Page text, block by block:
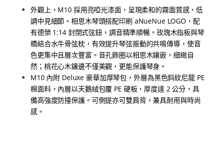
外觀上，M10 採用亮啞光漆面，呈現柔和的霧面質感，低
調中見細節。相思木琴頭搭配印刷 aNueNue LOGO，配
有德榮 1:14 封閉式弦鈕，調音精準順暢。玫瑰木指板與琴
橋結合水牛骨弦枕，有效提升琴弦振動的共鳴傳導，使音
色更集中且層次豐富。音孔飾圈以相思木鑲嵌，細緻自
然；桃花心木鑲邊不僅美觀，更能保護琴身。
M10 內附 Deluxe 豪華加厚琴包，外層為黑色斜紋尼龍 PE
棉面料，內層以天鵝絨包覆 PE 硬板，厚度達 2 公分，具
備高強度防撞保護。可側提亦可雙肩背，兼具耐用與時尚
感。